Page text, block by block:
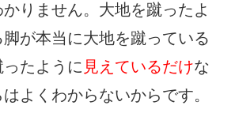
りません。大地を蹴ったよ
が本当に大地を蹴っている
たように 見えているだけな
よくわからないからです。